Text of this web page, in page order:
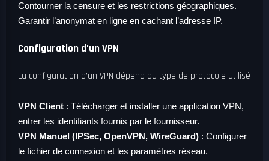
Contourner la censure et les restrictions géographiques.
Garantir l’anonymat en ligne en cachant l’adresse IP.
Configuration d’un VPN
La configuration d’un VPN dépend du type de protocole utilisé
:
VPN Client : Télécharger et installer une application VPN,
entrer les identifiants fournis par le fournisseur.
VPN Manuel (IPSec, OpenVPN, WireGuard) : Configurer
le fichier de connexion et les paramètres réseau.